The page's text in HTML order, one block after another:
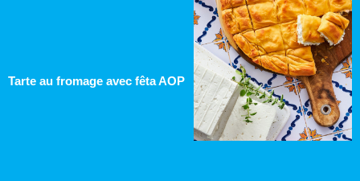
Tarte au fromage avec fêta AOP